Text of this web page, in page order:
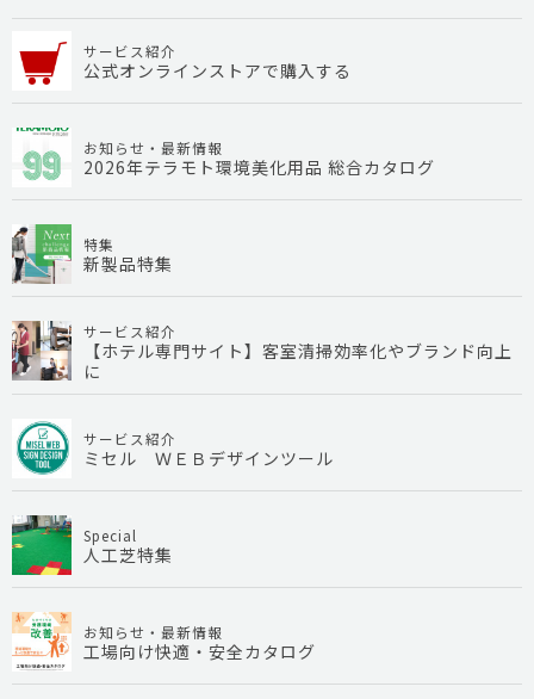
サービス紹介
公式オンラインストアで購入する
お知らせ・最新情報
2026年テラモト環境美化用品 総合カタログ
特集
新製品特集
サービス紹介
【ホテル専門サイト】客室清掃効率化やブランド向上
に
サービス紹介
ミセル ＷＥＢデザインツール
Special
人工芝特集
お知らせ・最新情報
工場向け快適・安全カタログ